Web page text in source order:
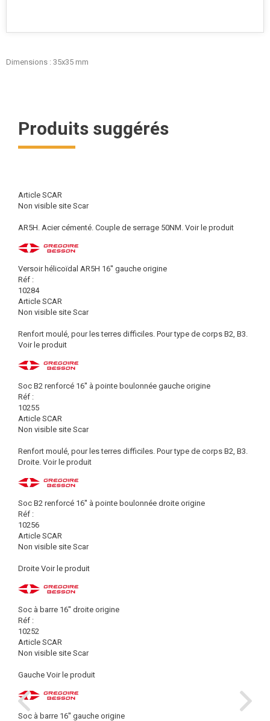
Dimensions : 35x35 mm
Produits suggérés
Article SCAR
Non visible site Scar
AR5H. Acier cémenté. Couple de serrage 50NM. Voir le produit
Versoir hélicoïdal AR5H 16'' gauche origine
Réf :
10284
Article SCAR
Non visible site Scar
Renfort moulé, pour les terres difficiles. Pour type de corps B2, B3.
Voir le produit
Soc B2 renforcé 16'' à pointe boulonnée gauche origine
Réf :
10255
Article SCAR
Non visible site Scar
Renfort moulé, pour les terres difficiles. Pour type de corps B2, B3.
Droite. Voir le produit
Soc B2 renforcé 16'' à pointe boulonnée droite origine
Réf :
10256
Article SCAR
Non visible site Scar
Droite Voir le produit
Soc à barre 16'' droite origine
Réf :
10252
Article SCAR
Non visible site Scar
Gauche Voir le produit
Soc à barre 16'' gauche origine